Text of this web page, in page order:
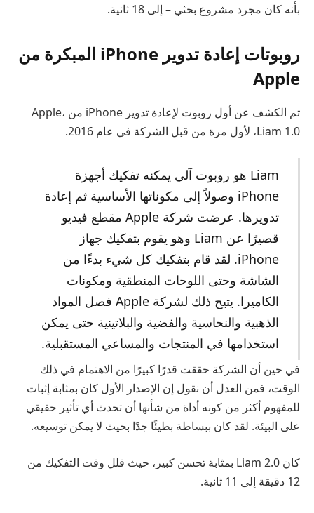
بأنه كان مجرد مشروع بحثي – إلى 18 ثانية.
روبوتات إعادة تدوير iPhone المبكرة من
Apple
تم الكشف عن أول روبوت لإعادة تدوير iPhone من Apple،
Liam 1.0، لأول مرة من قبل الشركة في عام 2016.
Liam هو روبوت آلي يمكنه تفكيك أجهزة
iPhone وصولاً إلى مكوناتها الأساسية ثم إعادة
تدويرها. عرضت شركة Apple مقطع فيديو
قصيرًا عن Liam وهو يقوم بتفكيك جهاز
iPhone. لقد قام بتفكيك كل شيء بدءًا من
الشاشة وحتى اللوحات المنطقية ومكونات
الكاميرا. يتيح ذلك لشركة Apple فصل المواد
الذهبية والنحاسية والفضية والبلاتينية حتى يمكن
استخدامها في المنتجات والمساعي المستقبلية.
في حين أن الشركة حققت قدرًا كبيرًا من الاهتمام في ذلك
الوقت، فمن العدل أن نقول إن الإصدار الأول كان بمثابة إثبات
للمفهوم أكثر من كونه أداة من شأنها أن تحدث أي تأثير حقيقي
على البيئة. لقد كان ببساطة بطيئًا جدًا بحيث لا يمكن توسيعه.
كان Liam 2.0 بمثابة تحسن كبير، حيث قلل وقت التفكيك من
12 دقيقة إلى 11 ثانية.